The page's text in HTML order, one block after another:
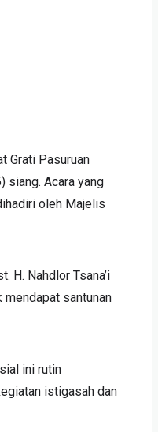
Grati Pasuruan
siang. Acara yang
oleh Majelis
H. Nahdlor Tsana’i
mendapat santunan
ini rutin
istigasah dan